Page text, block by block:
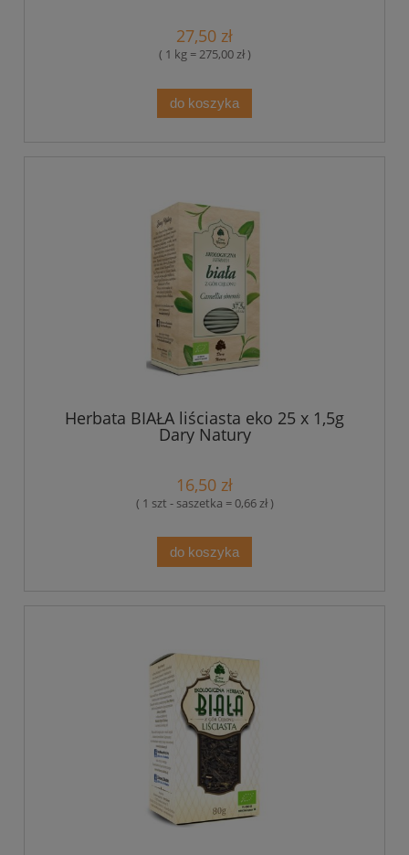
27,50 zł
( 1 kg = 275,00 zł )
do koszyka
Herbata BIAŁA liściasta eko 25 x 1,5g
Dary Natury
16,50 zł
( 1 szt - saszetka = 0,66 zł )
do koszyka